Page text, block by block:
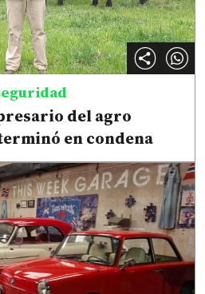
del agro
en condena